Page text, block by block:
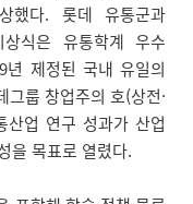
했다. 롯데 유통군과
식은 유통학계 우수
제정된 국내 유일의
룹 창업주의 호(상전·
업 연구 성과가 산업
을 목표로 열렸다.